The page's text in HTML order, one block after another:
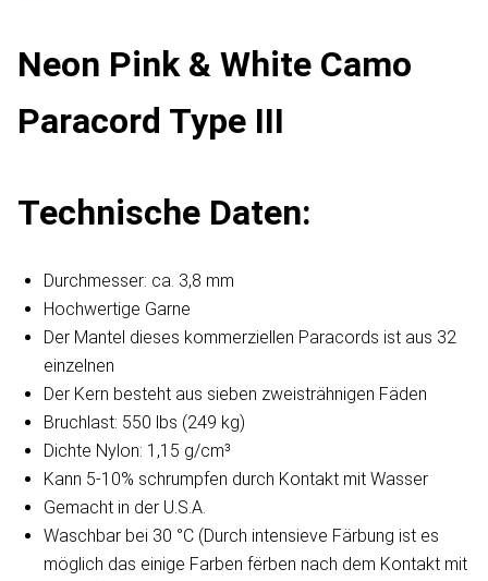
Neon Pink & White Camo
Paracord Type III
Technische Daten:
Durchmesser: ca. 3,8 mm
Hochwertige Garne
Der Mantel dieses kommerziellen Paracords ist aus 32
einzelnen
Der Kern besteht aus sieben zweisträhnigen Fäden
Bruchlast: 550 lbs (249 kg)
Dichte Nylon: 1,15 g/cm³
Kann 5-10% schrumpfen durch Kontakt mit Wasser
Gemacht in der U.S.A.
Waschbar bei 30 °C (Durch intensieve Färbung ist es
möglich das einige Farben fërben nach dem Kontakt mit